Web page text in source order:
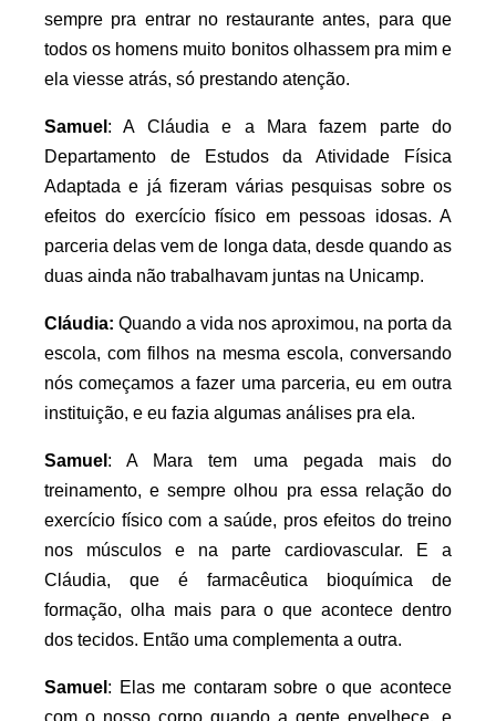
sempre pra entrar no restaurante antes, para que
todos os homens muito bonitos olhassem pra mim e
ela viesse atrás, só prestando atenção.
Samuel : A Cláudia e a Mara fazem parte do
Departamento de Estudos da Atividade Física
Adaptada e já fizeram várias pesquisas sobre os
efeitos do exercício físico em pessoas idosas. A
parceria delas vem de longa data, desde quando as
duas ainda não trabalhavam juntas na Unicamp.
Cláudia: Quando a vida nos aproximou, na porta da
escola, com filhos na mesma escola, conversando
nós começamos a fazer uma parceria, eu em outra
instituição, e eu fazia algumas análises pra ela.
Samuel : A Mara tem uma pegada mais do
treinamento, e sempre olhou pra essa relação do
exercício físico com a saúde, pros efeitos do treino
nos músculos e na parte cardiovascular. E a
Cláudia, que é farmacêutica bioquímica de
formação, olha mais para o que acontece dentro
dos tecidos. Então uma complementa a outra.
Samuel : Elas me contaram sobre o que acontece
com o nosso corpo quando a gente envelhece, e